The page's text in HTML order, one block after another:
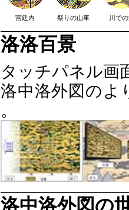
宮廷内 祭りの山車 川で
洛洛百景
タッチパネル画
洛中洛外図のよ
。
洛中洛外図の